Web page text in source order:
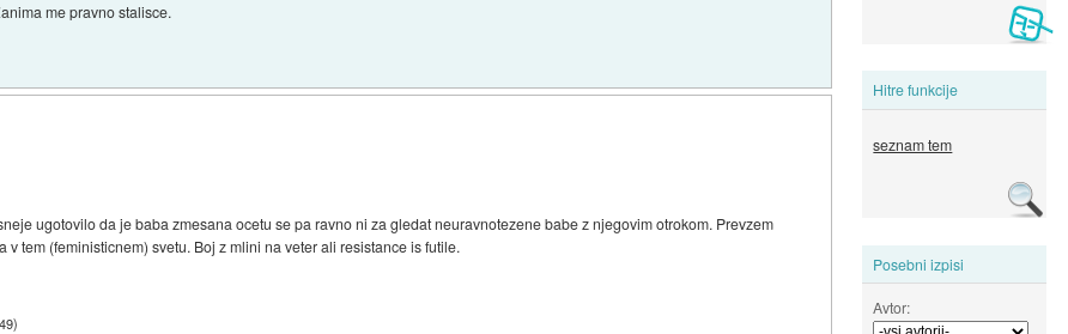
Hitre funkcije
seznam tem
Posebni izpisi
Avtor:
me pravno stalisce.
ugotovilo da je baba zmesana ocetu se pa ravno ni za gledat neuravnotezene babe z njegovim otrokom. Prevzem
tem (feministicnem) svetu. Boj z mlini na veter ali resistance is futile.
)